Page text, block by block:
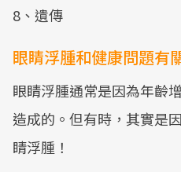
8、遺傳
眼睛浮腫和健康問題有
眼睛浮腫通常是因為年齡
造成的。但有時，其實是
睛浮腫！